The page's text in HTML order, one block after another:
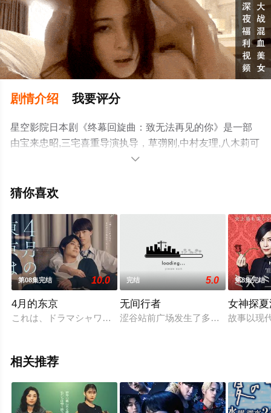
剧情介绍 我要评分
星空影院日本剧《终幕回旋曲：致无法再见的你》是一部
由宝来忠昭,三宅喜重导演执导，草彅刚,中村友理,八木莉可
子,盐野瑛久,长井短,小澤竜心,石山順征,永濑矢纮,要润,国仲
村雅俊,风吹淳等演员精彩演绎的日本电视剧，免费观看高
提前免费观看，更多剧情信息可移步至豆瓣电视剧、电视
猫或剧情网等平台了解。

猜你喜欢
第08集完结 10.0
4月的东京
これは、ドラマシャワー枠とKADOKAWAのBLドラマレーベル
完结 5.0
无间行者
涩谷站前广场发生了多人受伤的爆炸
第8集完结
女神探
故事以现
相关推荐